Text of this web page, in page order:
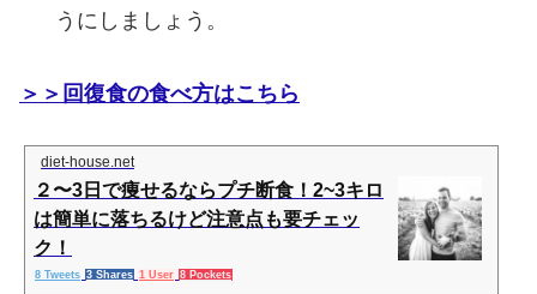
うにしましょう。
＞＞回復食の食べ方はこちら
diet-house.net
２〜3日で痩せるならプチ断食！2~3キロ
は簡単に落ちるけど注意点も要チェッ
ク！
8 Tweets 3 Shares 1 User 8 Pockets